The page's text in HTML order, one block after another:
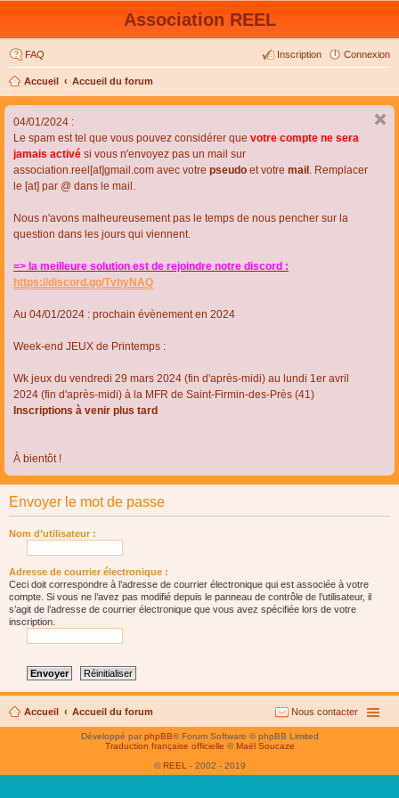
Association REEL
FAQ Connexion
Inscription
Accueil Accueil du forum
04/01/2024 :
Le spam est tel que vous pouvez considérer que votre compte ne sera
jamais activé si vous n'envoyez pas un mail sur
association.reel[at]gmail.com avec votre pseudo et votre mail . Remplacer
le [at] par @ dans le mail.
Nous n'avons malheureusement pas le temps de nous pencher sur la
question dans les jours qui viennent.
=> la meilleure solution est de rejoindre notre discord :
https://discord.gg/TvhyNAQ
Au 04/01/2024 : prochain évènement en 2024
Week-end JEUX de Printemps :
Wk jeux du vendredi 29 mars 2024 (fin d'après-midi) au lundi 1er avril
2024 (fin d'après-midi) à la MFR de Saint-Firmin-des-Près (41)
Inscriptions à venir plus tard
À bientôt !
Envoyer le mot de passe
Nom d’utilisateur :
Adresse de courrier électronique :
Ceci doit correspondre à l’adresse de courrier électronique qui est associée à votre
compte. Si vous ne l’avez pas modifié depuis le panneau de contrôle de l’utilisateur, il
s’agit de l’adresse de courrier électronique que vous avez spécifiée lors de votre
inscription.
Accueil Accueil du forum Nous contacter
Développé parphpBB® Forum Software © phpBB Limited
Traduction française officielle © Maël Soucaze
© REEL - 2002 - 2019